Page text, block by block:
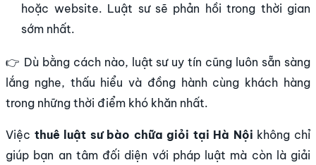
hoặc website. Luật sư sẽ phản hồi trong thời gian
sớm nhất.
👉 Dù bằng cách nào, luật sư uy tín cũng luôn sẵn sàng
lắng nghe, thấu hiểu và đồng hành cùng khách hàng
trong những thời điểm khó khăn nhất.
Việc thuê luật sư bào chữa giỏi tại Hà Nội không chỉ
giúp bạn an tâm đối diện với pháp luật mà còn là giải